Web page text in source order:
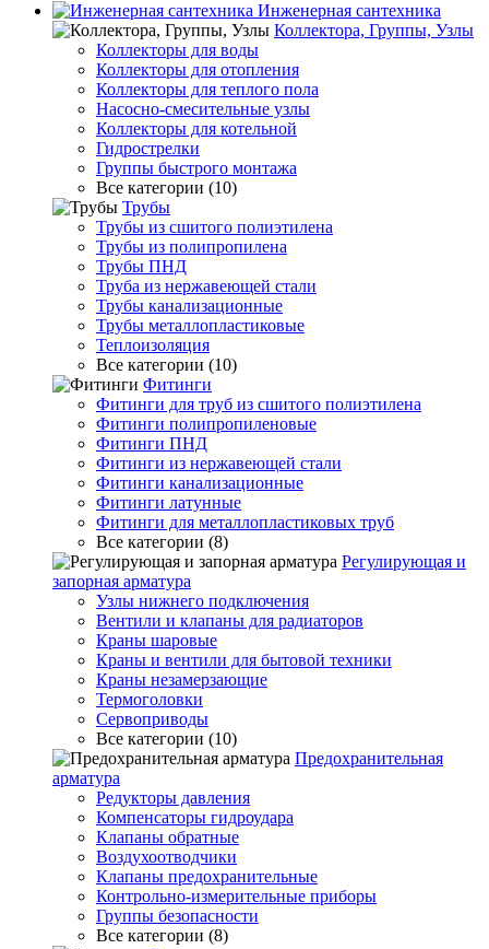
Инженерная сантехника
Коллектора, Группы, Узлы
Коллекторы для воды
Коллекторы для отопления
Коллекторы для теплого пола
Насосно-смесительные узлы
Коллекторы для котельной
Гидрострелки
Группы быстрого монтажа
Все категории (10)
Трубы
Трубы из сшитого полиэтилена
Трубы из полипропилена
Трубы ПНД
Труба из нержавеющей стали
Трубы канализационные
Трубы металлопластиковые
Теплоизоляция
Все категории (10)
Фитинги
Фитинги для труб из сшитого полиэтилена
Фитинги полипропиленовые
Фитинги ПНД
Фитинги из нержавеющей стали
Фитинги канализационные
Фитинги латунные
Фитинги для металлопластиковых труб
Все категории (8)
Регулирующая и
запорная арматура
Узлы нижнего подключения
Вентили и клапаны для радиаторов
Краны шаровые
Краны и вентили для бытовой техники
Краны незамерзающие
Термоголовки
Сервоприводы
Все категории (10)
Предохранительная
арматура
Редукторы давления
Компенсаторы гидроудара
Клапаны обратные
Воздухоотводчики
Клапаны предохранительные
Контрольно-измерительные приборы
Группы безопасности
Все категории (8)